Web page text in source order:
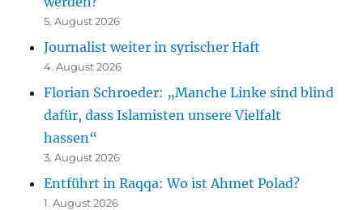
5. August 2026
Journalist weiter in syrischer Haft
4. August 2026
Florian Schroeder: „Manche Linke sind blind
dafür, dass Islamisten unsere Vielfalt
hassen“
3. August 2026
Entführt in Raqqa: Wo ist Ahmet Polad?
1. August 2026